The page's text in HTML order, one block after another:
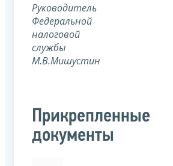
Руководитель
Федеральной
налоговой
службы
М.В.Мишустин
Прикрепленные
документы